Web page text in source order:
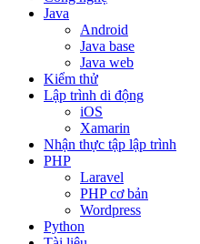
Java
Android
Java base
Java web
Kiểm thử
Lập trình di động
iOS
Xamarin
Nhận thực tập lập trình
PHP
Laravel
PHP cơ bản
Wordpress
Python